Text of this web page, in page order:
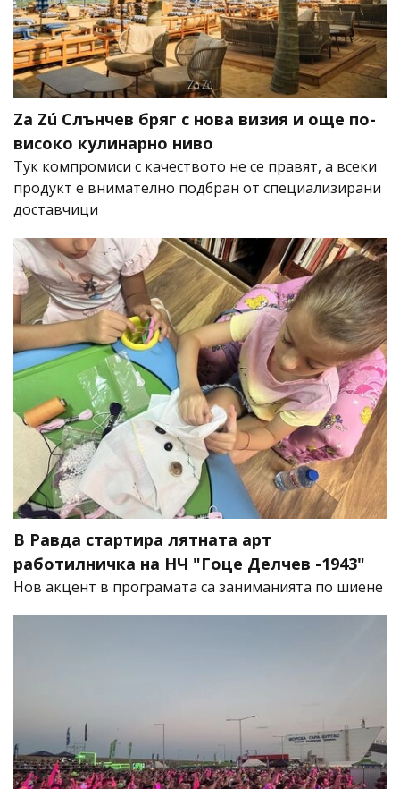
Za Zú Слънчев бряг с нова визия и още по-
високо кулинарно ниво
Тук компромиси с качеството не се правят, а всеки
продукт е внимателно подбран от специализирани
доставчици
В Равда стартира лятната арт
работилничка на НЧ "Гоце Делчев -1943"
Нов акцент в програмата са заниманията по шиене